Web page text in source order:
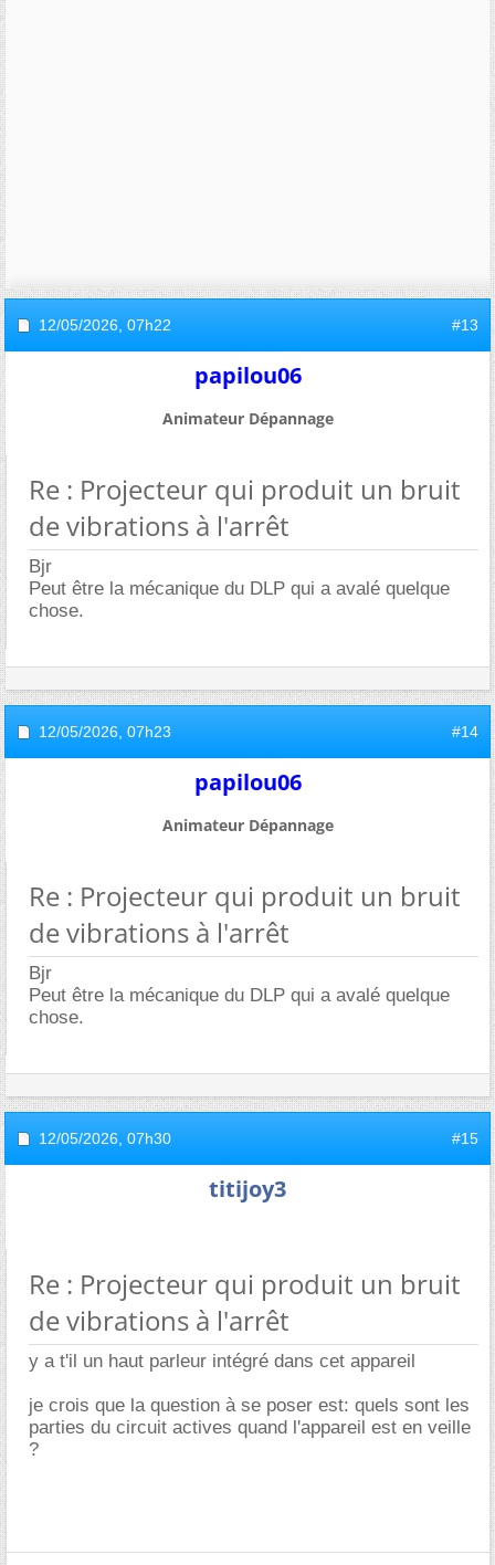
12/05/2026, 07h22 #13
papilou06
Animateur Dépannage
Re : Projecteur qui produit un bruit
de vibrations à l'arrêt
Bjr
Peut être la mécanique du DLP qui a avalé quelque
chose.
12/05/2026, 07h23 #14
papilou06
Animateur Dépannage
Re : Projecteur qui produit un bruit
de vibrations à l'arrêt
Bjr
Peut être la mécanique du DLP qui a avalé quelque
chose.
12/05/2026, 07h30 #15
titijoy3
Re : Projecteur qui produit un bruit
de vibrations à l'arrêt
y a t'il un haut parleur intégré dans cet appareil
je crois que la question à se poser est: quels sont les
parties du circuit actives quand l'appareil est en veille
?